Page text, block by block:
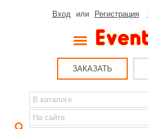
Вход или Регистрация
ЗАКАЗАТЬ